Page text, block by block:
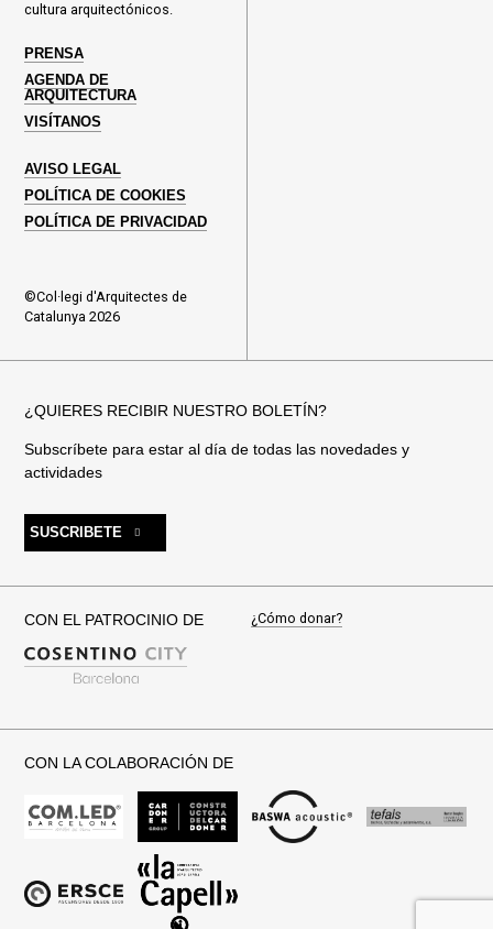
cultura arquitectónicos.
PRENSA
AGENDA DE
ARQUITECTURA
VISÍTANOS
AVISO LEGAL
POLÍTICA DE COOKIES
POLÍTICA DE PRIVACIDAD
©Col·legi d'Arquitectes de
Catalunya 2026
¿QUIERES RECIBIR NUESTRO BOLETÍN?
Subscríbete para estar al día de todas las novedades y
actividades
SUSCRIBETE
CON EL PATROCINIO DE ¿Cómo donar?
CON LA COLABORACIÓN DE